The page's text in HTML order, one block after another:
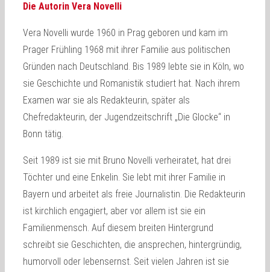
Die Autorin Vera Novelli
Vera Novelli wurde 1960 in Prag geboren und kam im
Prager Frühling 1968 mit ihrer Familie aus politischen
Gründen nach Deutschland. Bis 1989 lebte sie in Köln, wo
sie Geschichte und Romanistik studiert hat. Nach ihrem
Examen war sie als Redakteurin, später als
Chefredakteurin, der Jugendzeitschrift „Die Glocke“ in
Bonn tätig.
Seit 1989 ist sie mit Bruno Novelli verheiratet, hat drei
Töchter und eine Enkelin. Sie lebt mit ihrer Familie in
Bayern und arbeitet als freie Journalistin. Die Redakteurin
ist kirchlich engagiert, aber vor allem ist sie ein
Familienmensch. Auf diesem breiten Hintergrund
schreibt sie Geschichten, die ansprechen, hintergründig,
humorvoll oder lebensernst. Seit vielen Jahren ist sie